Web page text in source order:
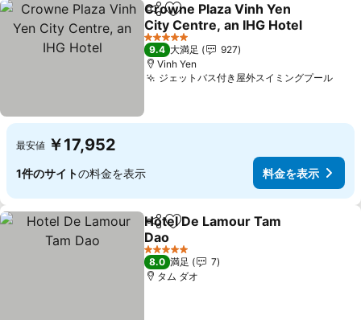
シェアお気に入りに追加
Crowne Plaza Vinh Yen
City Centre, an IHG Hotel
料金を表示
5 ホテルのランク
9.4 大満足
927
Vinh Yen
ジェットバス付き屋外スイミングプール料金
最安値 ￥17,952
1件のサイトの料金を表示 料金を表示
シェアお気に入りに追加
Hotel De Lamour Tam
Dao
料金を表示
5 ホテルのランク
8.0 満足
7
タム ダオ